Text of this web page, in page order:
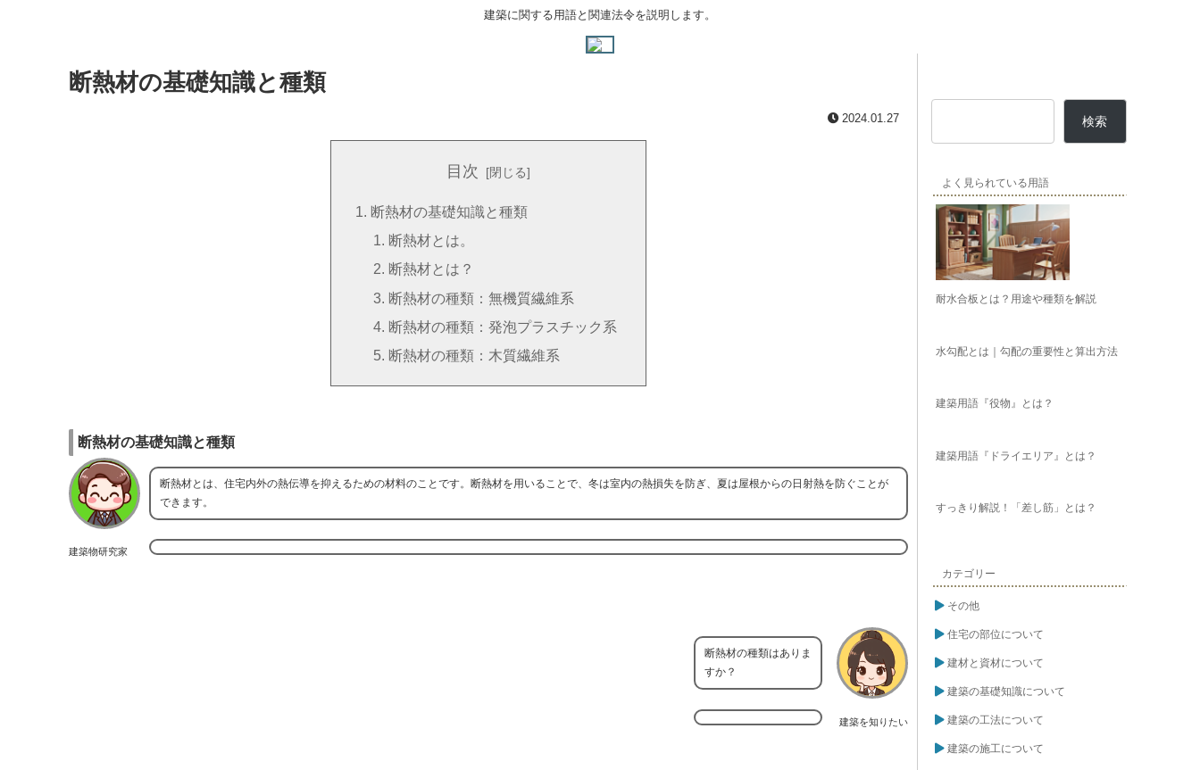
建築に関する用語と関連法令を説明します。
断熱材の基礎知識と種類
2024.01.27
目次
断熱材の基礎知識と種類
断熱材とは。
断熱材とは？
断熱材の種類：無機質繊維系
断熱材の種類：発泡プラスチック系
断熱材の種類：木質繊維系
断熱材の基礎知識と種類
建築物研究家
断熱材とは、住宅内外の熱伝導を抑えるための材料のことです。断熱材を用いることで、冬は室内の熱損失を防ぎ、夏は屋根からの日射熱を防ぐことが
できます。
建築を知りたい
断熱材の種類はありま
すか？
検索
よく見られている用語
耐水合板とは？用途や種類を解説
水勾配とは｜勾配の重要性と算出方法
建築用語『役物』とは？
建築用語『ドライエリア』とは？
すっきり解説！「差し筋」とは？
カテゴリー
その他
住宅の部位について
建材と資材について
建築の基礎知識について
建築の工法について
建築の施工について